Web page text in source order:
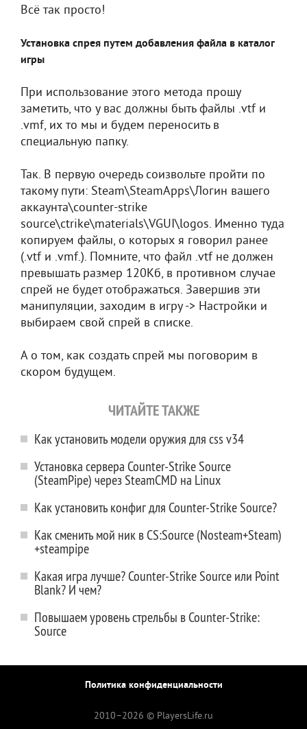
Всё так просто!
Установка спрея путем добавления файла в каталог
игры
При использование этого метода прошу
заметить, что у вас должны быть файлы .vtf и
.vmf, их то мы и будем переносить в
специальную папку.
Так. В первую очередь соизвольте пройти по
такому пути: Steam\SteamApps\Логин вашего
аккаунта\counter-strike
source\ctrike\materials\VGUI\logos. Именно туда
копируем файлы, о которых я говорил ранее
(.vtf и .vmf.). Помните, что файл .vtf не должен
превышать размер 120Кб, в противном случае
спрей не будет отображаться. Завершив эти
манипуляции, заходим в игру -> Настройки и
выбираем свой спрей в списке.
А о том, как создать спрей мы поговорим в
скором будущем.
ЧИТАЙТЕ ТАКЖЕ
Как установить модели оружия для css v34
Установка сервера Counter-Strike Source
(SteamPipe) через SteamCMD на Linux
Как установить конфиг для Counter-Strike Source?
Как сменить мой ник в CS:Source (Nosteam+Steam)
+steampipe
Какая игра лучше? Counter-Strike Source или Point
Blank? И чем?
Повышаем уровень стрельбы в Counter-Strike:
Source
Политика конфиденциальности
2010–2026 © PlayersLife.ru